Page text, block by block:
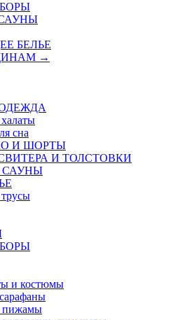
БЕЛЬЕ
→
сна
И ШОРТЫ
И ТОЛСТОВКИ
САУНЫ
и костюмы
пижамы